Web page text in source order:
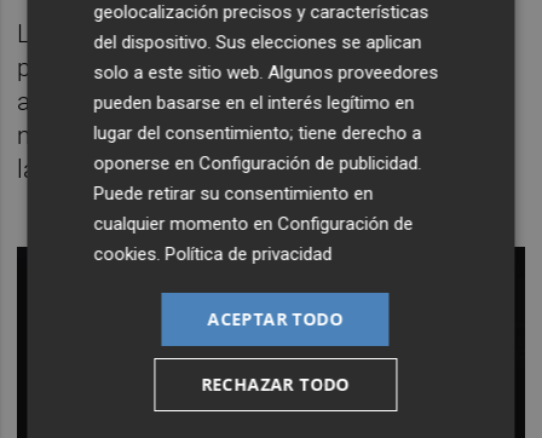
La Comisión y la administración del
presidenteJoe Biden acordaron suspender
aranceles, pero las negociaciones
mantenidas hasta ahora no han puesto fin a
la disputa.
geolocalización precisos y características
del dispositivo. Sus elecciones se aplican
solo a este sitio web. Algunos proveedores
pueden basarse en el interés legítimo en
lugar del consentimiento; tiene derecho a
oponerse enConfiguración de publicidad.
Puede retirar su consentimiento en
cualquier momento enConfiguración de
cookies.Política de privacidad
ACEPTAR TODO
RECHAZAR TODO